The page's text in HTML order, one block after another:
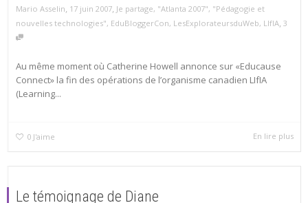
Mario Asselin, 17 juin 2007, Je partage, "Atlanta 2007", "Pédagogie et
nouvelles technologies", EduBloggerCon, LesExplorateursduWeb, LIfIA, 3
Au même moment où Catherine Howell annonce sur «Educause
Connect» la fin des opérations de l’organisme canadien LIfIA
(Learning...
0 J'aime En lire plus
Le témoignage de Diane